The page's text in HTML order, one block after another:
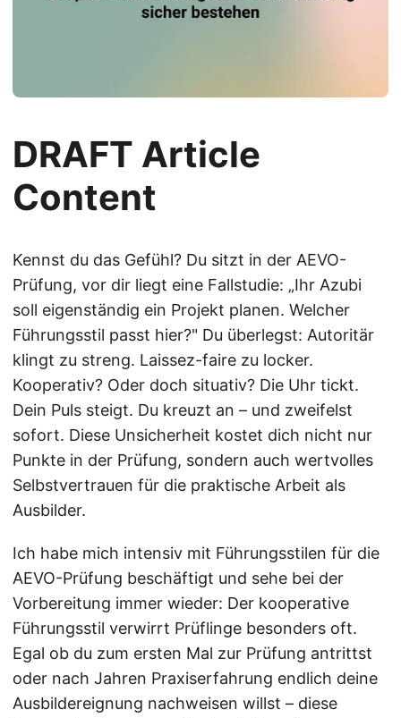
DRAFT Article
Content
Kennst du das Gefühl? Du sitzt in der AEVO-
Prüfung, vor dir liegt eine Fallstudie: „Ihr Azubi
soll eigenständig ein Projekt planen. Welcher
Führungsstil passt hier?" Du überlegst: Autoritär
klingt zu streng. Laissez-faire zu locker.
Kooperativ? Oder doch situativ? Die Uhr tickt.
Dein Puls steigt. Du kreuzt an – und zweifelst
sofort. Diese Unsicherheit kostet dich nicht nur
Punkte in der Prüfung, sondern auch wertvolles
Selbstvertrauen für die praktische Arbeit als
Ausbilder.
Ich habe mich intensiv mit Führungsstilen für die
AEVO-Prüfung beschäftigt und sehe bei der
Vorbereitung immer wieder: Der kooperative
Führungsstil verwirrt Prüflinge besonders oft.
Egal ob du zum ersten Mal zur Prüfung antrittst
oder nach Jahren Praxiserfahrung endlich deine
Ausbildereignung nachweisen willst – diese